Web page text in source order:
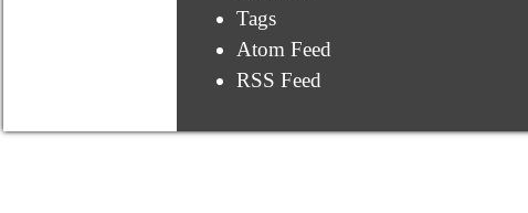
Tags
Atom Feed
RSS Feed